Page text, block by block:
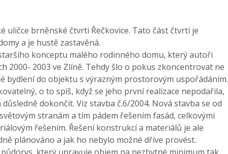
uličce brněnské čtvrti Řečkovice. Tato část čtvrti je
a je hustě zastavěná.
konceptu malého rodinného domu, který autoři
2000- 2003 ve Zlíně. Tehdy šlo o pokus zkoncentrovat ne
bydlení do objektu s výrazným prostorovým uspořádáním.
o to spíš, když se jeho první realizace nepodařila,
dokončit. Viz stavba č.6/2004. Nová stavba se od
stranám a tím pádem řešením fasád, celkovými
řešením. Řešení konstrukcí a materiálů je ale
plánováno a jak ho nebylo možné dříve provést.